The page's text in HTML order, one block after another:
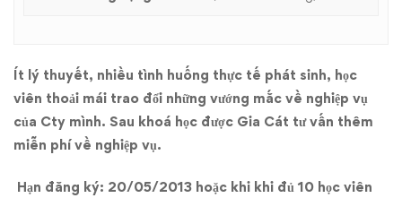
Ít lý thuyết, nhiều tình huống thực tế phát sinh, học
viên thoải mái trao đổi những vướng mắc về nghiệp vụ
của Cty mình. Sau khoá học được Gia Cát tư vấn thêm
miễn phí về nghiệp vụ.
Hạn đăng ký: 20/05/2013 hoặc khi khi đủ 10 học viên